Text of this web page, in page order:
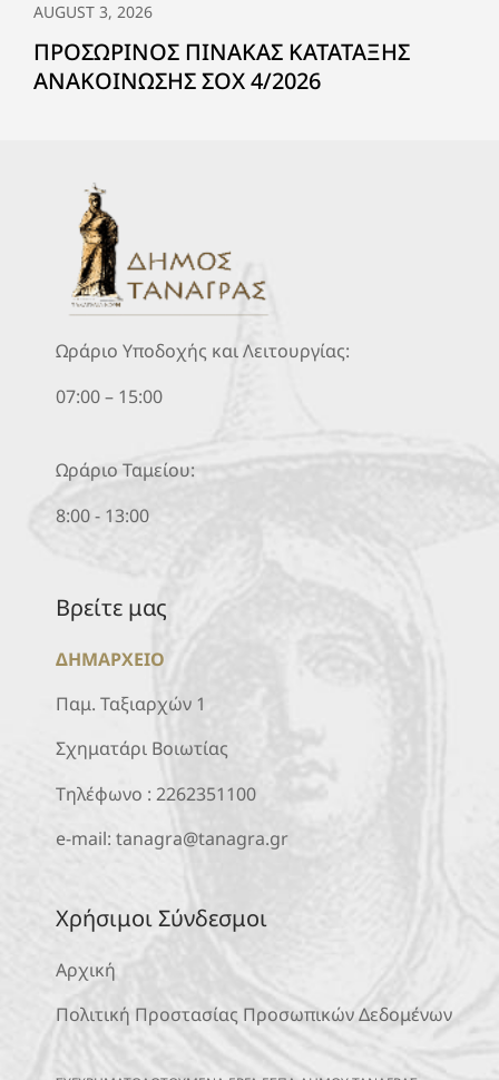
AUGUST 3, 2026
ΠΡΟΣΩΡΙΝΟΣ ΠΙΝΑΚΑΣ ΚΑΤΑΤΑΞΗΣ
ΑΝΑΚΟΙΝΩΣΗΣ ΣΟΧ 4/2026
Ωράριο Υποδοχής και Λειτουργίας:
07:00 – 15:00
Ωράριο Ταμείου:
8:00 - 13:00
Βρείτε μας
ΔΗΜΑΡΧΕΙΟ
Παμ. Ταξιαρχών 1
Σχηματάρι Βοιωτίας
Τηλέφωνο : 2262351100
e-mail: tanagra@tanagra.gr
Χρήσιμοι Σύνδεσμοι
Αρχική
Πολιτική Προστασίας Προσωπικών Δεδομένων